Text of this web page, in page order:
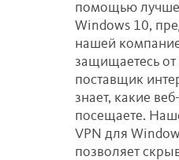
помощью
Windows 10,
нашей
защищаетесь
поставщик
знает, какие
посещаете.
VPN для
позволяет